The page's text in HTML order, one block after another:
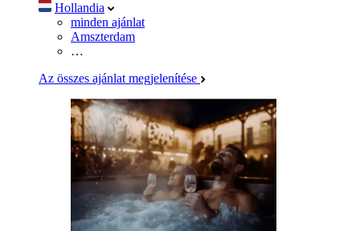
Hollandia
minden ajánlat
Amszterdam
…
Az összes ajánlat megjelenítése